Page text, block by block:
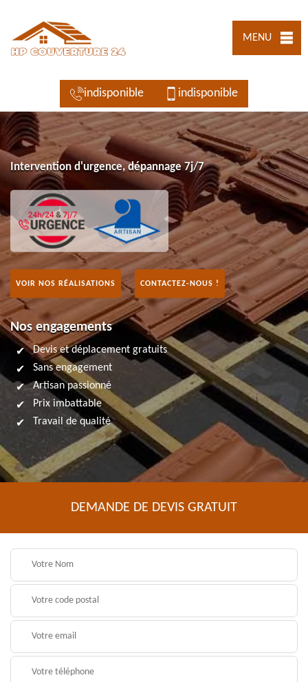
MENU
indisponible indisponible
Intervention d'urgence, dépannage 7j/7
VOIR NOS RÉALISATIONS CONTACTEZ-NOUS !
Nos engagements
Devis et déplacement gratuits
Sans engagement
Artisan passionné
Prix imbattable
Travail de qualité
DEMANDE DE DEVIS GRATUIT